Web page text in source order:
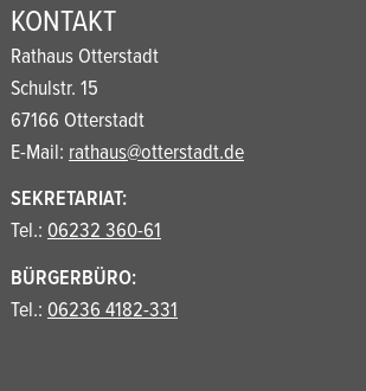
KONTAKT
Rathaus Otterstadt
Schulstr. 15
67166 Otterstadt
E-Mail: rathaus@otterstadt.de
SEKRETARIAT:
Tel.: 06232 360-61
BÜRGERBÜRO:
Tel.: 06236 4182-331